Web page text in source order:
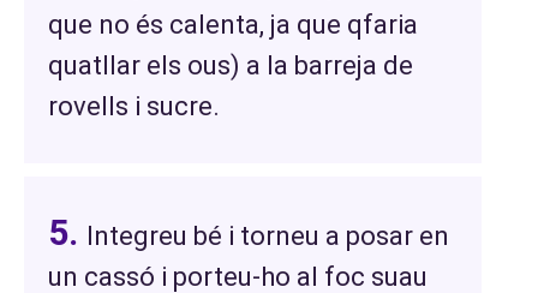
que no és calenta, ja que qfaria
quatllar els ous) a la barreja de
rovells i sucre.
Integreu bé i torneu a posar en
un cassó i porteu-ho al foc suau